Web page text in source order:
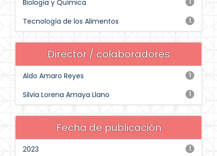
1
Biología y Química
1
Tecnología de los Alimentos
Director / colaboradores
1
Aldo Amaro Reyes
1
Silvia Lorena Amaya Llano
Fecha de publicación
1
2023